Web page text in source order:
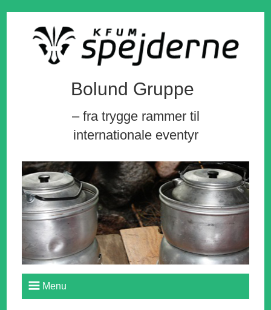
Bolund Gruppe
– fra trygge rammer til
internationale eventyr
Menu